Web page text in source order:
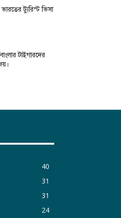
ট্যুরিস্ট ভিসা
টাইগারদের
40
31
31
24